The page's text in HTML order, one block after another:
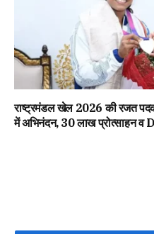
राष्ट्रमंडल खेल 2026 की रजत पदक
में अभिनंदन, ₹30 लाख प्रोत्साहन व